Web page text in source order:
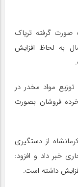
درصد کشفیات صورت گرفته تریاک
به لحاظ افزایش
توزیع مواد مخدر در
فروشان بصورت
از دستگیری
خبر داد و افزود: